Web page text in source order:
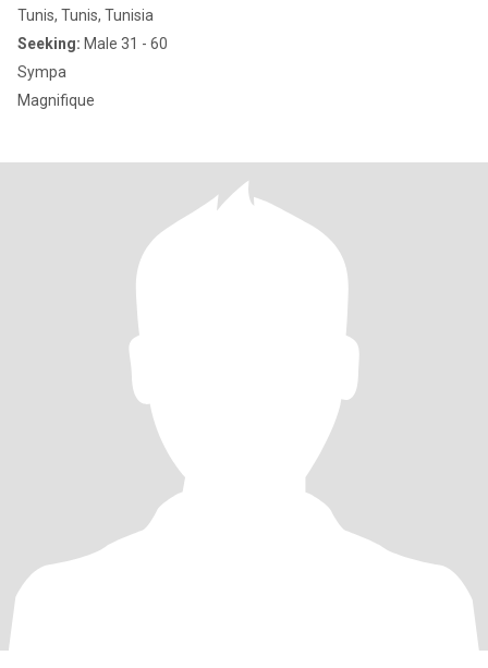
Tunis, Tunis, Tunisia
Seeking: Male 31 - 60
Sympa
Magnifique